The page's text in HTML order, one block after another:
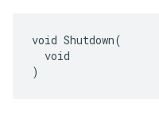
void Shutdown(
  void
)